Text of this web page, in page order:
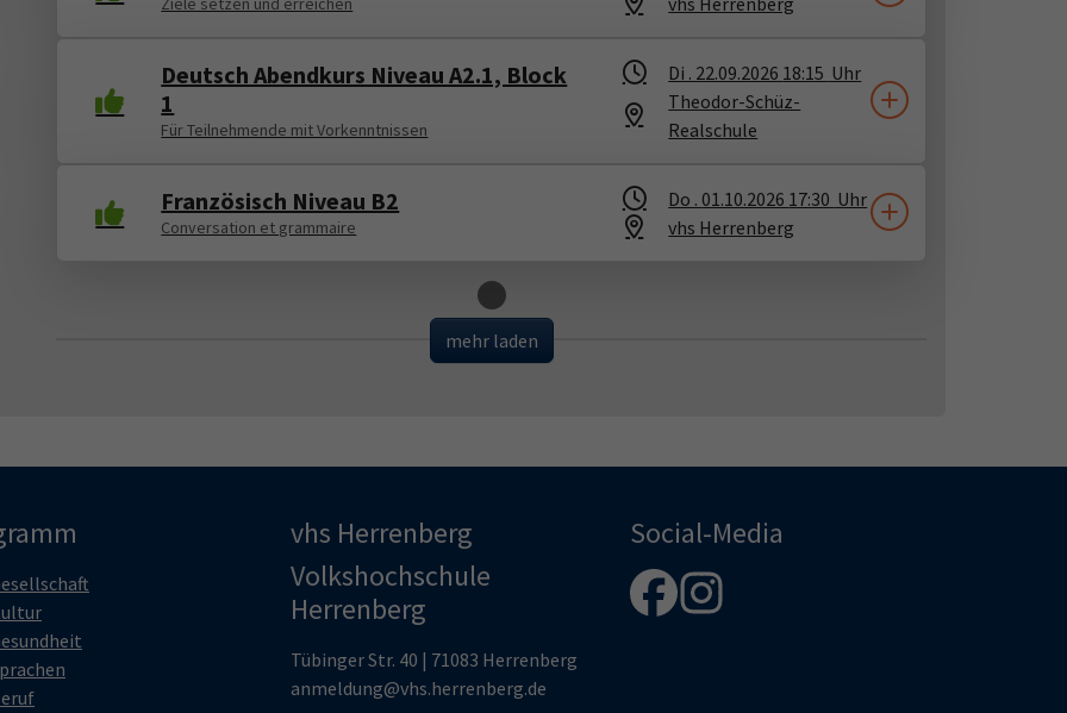
Deutsch Abendkurs Niveau A2.1, Block
1
Für Teilnehmende mit Vorkenntnissen
Di . 22.09.2026 18:15 Uhr
Theodor-Schüz-
Realschule
Französisch Niveau B2
Conversation et grammaire
Do . 01.10.2026 17:30 Uhr
vhs Herrenberg
Loading...
mehr laden
vhs Herrenberg
Volkshochschule
Herrenberg
Tübinger Str. 40 | 71083 Herrenberg
anmeldung@vhs.herrenberg.de
Social-Media